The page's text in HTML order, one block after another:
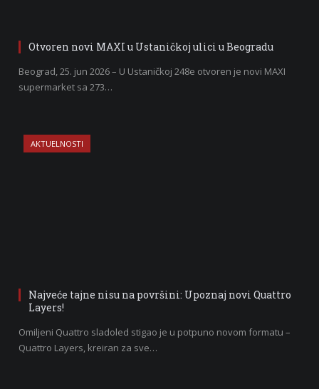
Otvoren novi MAXI u Ustaničkoj ulici u Beogradu
Beograd, 25. jun 2026 – U Ustaničkoj 248e otvoren je novi MAXI
supermarket sa 273…
AKTUELNOSTI
Najveće tajne nisu na površini: Upoznaj novi Quattro
Layers!
Omiljeni Quattro sladoled stigao je u potpuno novom formatu –
Quattro Layers, kreiran za sve…